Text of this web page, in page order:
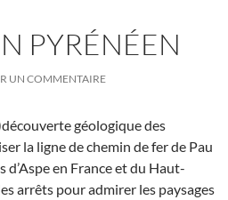
PYRÉNÉEN
UN COMMENTAIRE
géologique des
la ligne de chemin de fer de Pau
d’Aspe en France et du Haut-
arrêts pour admirer les paysages